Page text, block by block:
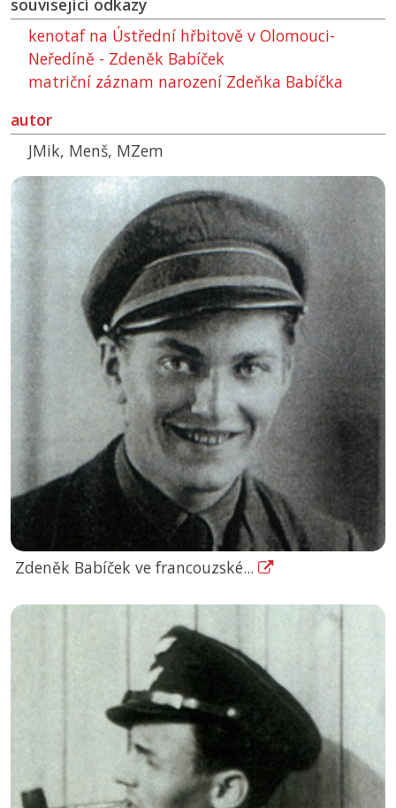
související odkazy
kenotaf na Ústřední hřbitově v Olomouci-
Neředíně - Zdeněk Babíček
matriční záznam narození Zdeňka Babíčka
autor
JMik, Menš, MZem
Zdeněk Babíček ve francouzské...